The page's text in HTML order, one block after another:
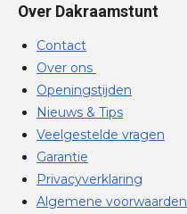
Over Dakraamstunt
Contact
Over ons
Openingstijden
Nieuws & Tips
Veelgestelde vragen
Garantie
Privacyverklaring
Algemene voorwaarden